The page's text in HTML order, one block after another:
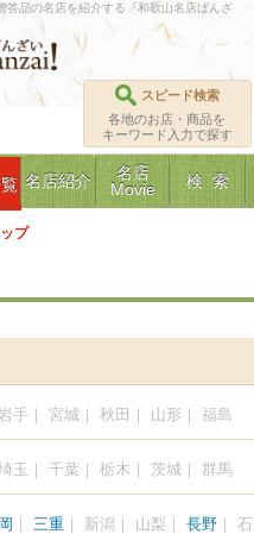
答品の名店を紹介する『和歌山名店ばんざ
スピード検索
各地のお店・商品を
キーワード入力で探す
名店紹介
名店
Movie
検 索
プ
岩手 宮城 秋田 山形 福島
玉 千葉 栃木 茨城 群馬
三重 新潟 山梨 長野